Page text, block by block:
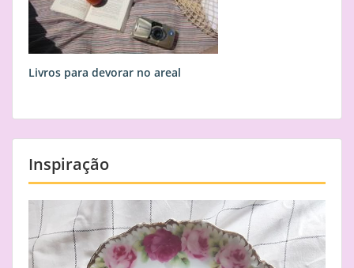
Livros para devorar no areal
Inspiração